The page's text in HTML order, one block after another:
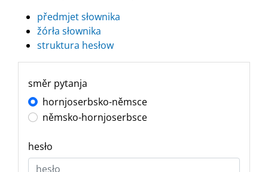
předmjet słownika
žórła słownika
struktura hesłow
směr pytanja
hornjoserbsko-němsce
němsko-hornjoserbsce
hesło